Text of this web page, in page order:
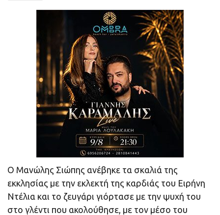
Ο Μανώλης Σιώπης ανέβηκε τα σκαλιά της
εκκλησίας με την εκλεκτή της καρδιάς του Ειρήνη
Ντέλια και το ζευγάρι γιόρτασε με την ψυχή του
στο γλέντι που ακολούθησε, με τον μέσο του